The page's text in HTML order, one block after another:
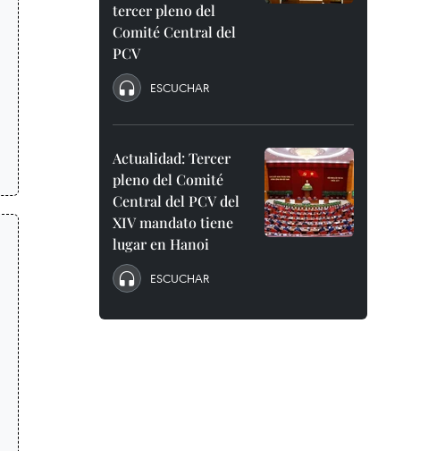
tercer pleno del
Comité Central del
PCV
ESCUCHAR
Actualidad: Tercer
pleno del Comité
Central del PCV del
XIV mandato tiene
lugar en Hanoi
ESCUCHAR